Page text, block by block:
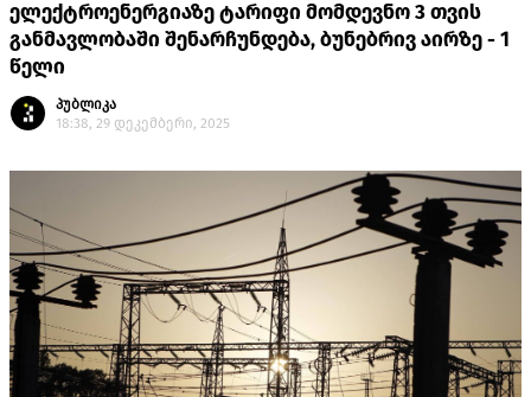
ელექტროენერგიაზე ტარიფი მომდევნო 3 თვის
განმავლობაში შენარჩუნდება, ბუნებრივ აირზე - 1
წელი
პუბლიკა
18:38, 29 დეკემბერი, 2025